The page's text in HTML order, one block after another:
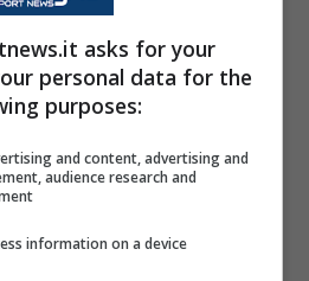
agli emiliani.
contratto fino al 2030 è
un cospicuo aumento
ai2.5-3 milioni di euro.
suo futuro lo aveva
interessato.
asks for your
personal data for the
purposes:
and content, advertising and
audience research and
information on a device